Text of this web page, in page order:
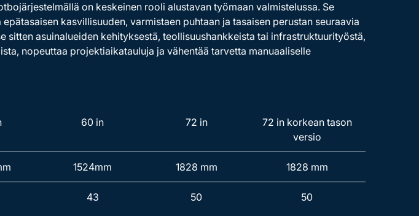
on keskeinen rooli alustavan työmaan valmistelussa. Se
kasvillisuuden, varmistaen puhtaan ja tasaisen perustan seuraavia
sitten asuinalueiden kehityksestä, teollisuushankkeista tai infrastruktuurityöstä,
nopeuttaa projektiaikatauluja ja vähentää tarvetta manuaaliselle
60 in 72 in
72 in korkean tason
versio
1524mm 1828 mm 1828 mm
43 50 50